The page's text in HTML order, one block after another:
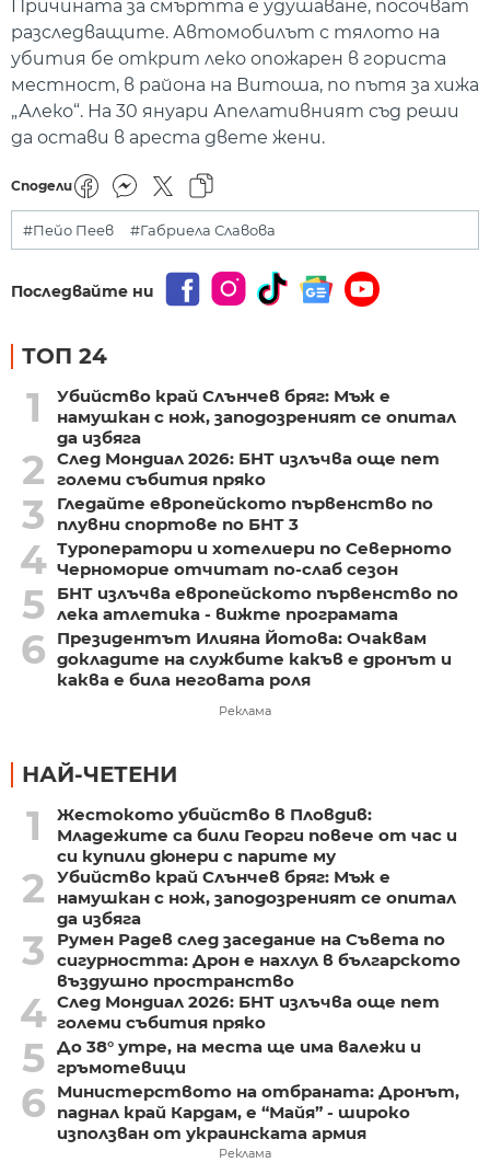
Причината за смъртта е удушаване, посочват
разследващите. Автомобилът с тялото на
убития бе открит леко опожарен в гориста
местност, в района на Витоша, по пътя за хижа
„Алеко“. На 30 януари Апелативният съд реши
да остави в ареста двете жени.
Сподели
#Пейо Пеев #Габриела Славова
Последвайте ни
ТОП 24
1
Убийство край Слънчев бряг: Мъж е
намушкан с нож, заподозреният се опитал
да избяга
2
След Мондиал 2026: БНТ излъчва още пет
големи събития пряко
3
Гледайте европейското първенство по
плувни спортове по БНТ 3
4 Туроператори и хотелиери по Северното
Черноморие отчитат по-слаб сезон
5
БНТ излъчва европейското първенство по
лека атлетика - вижте програмата
6
Президентът Илияна Йотова: Очаквам
докладите на службите какъв е дронът и
каква е била неговата роля
Реклама
НАЙ-ЧЕТЕНИ
1
Жестокото убийство в Пловдив:
Младежите са били Георги повече от час и
си купили дюнери с парите му
2
Убийство край Слънчев бряг: Мъж е
намушкан с нож, заподозреният се опитал
да избяга
3
Румен Радев след заседание на Съвета по
сигурността: Дрон е нахлул в българското
въздушно пространство
4 След Мондиал 2026: БНТ излъчва още пет
големи събития пряко
5 До 38° утре, на места ще има валежи и
гръмотевици
6
Министерството на отбраната: Дронът,
паднал край Кардам, е “Майя” - широко
използван от украинската армия
Реклама